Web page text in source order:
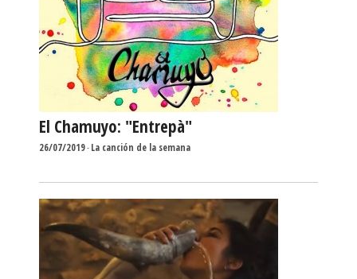
El Chamuyo: "Entrepà"
26/07/2019-La canción de la semana